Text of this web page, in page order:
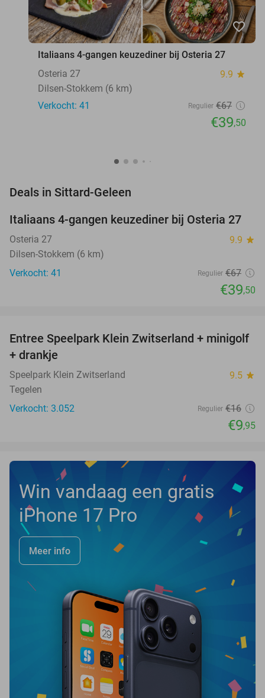
favorite_border
Italiaans 4-gangen keuzediner bij Osteria 27
Osteria 27
9.9 star
Dilsen-Stokkem (6 km)
Verkocht: 41
Regulier €67
€39,50
Deals in Sittard-Geleen
41%
TODAY
Italiaans 4-gangen keuzediner bij Osteria 27
Osteria 27 9.9 star
Dilsen-Stokkem (6 km)
Verkocht: 41
Regulier €67
€39,50
38%
Entree Speelpark Klein Zwitserland + minigolf
+ drankje
Speelpark Klein Zwitserland 9.5 star
Tegelen
Verkocht: 3.052
Regulier €16
€9,95
Win vandaag een gratis
iPhone 17 Pro
Meer info